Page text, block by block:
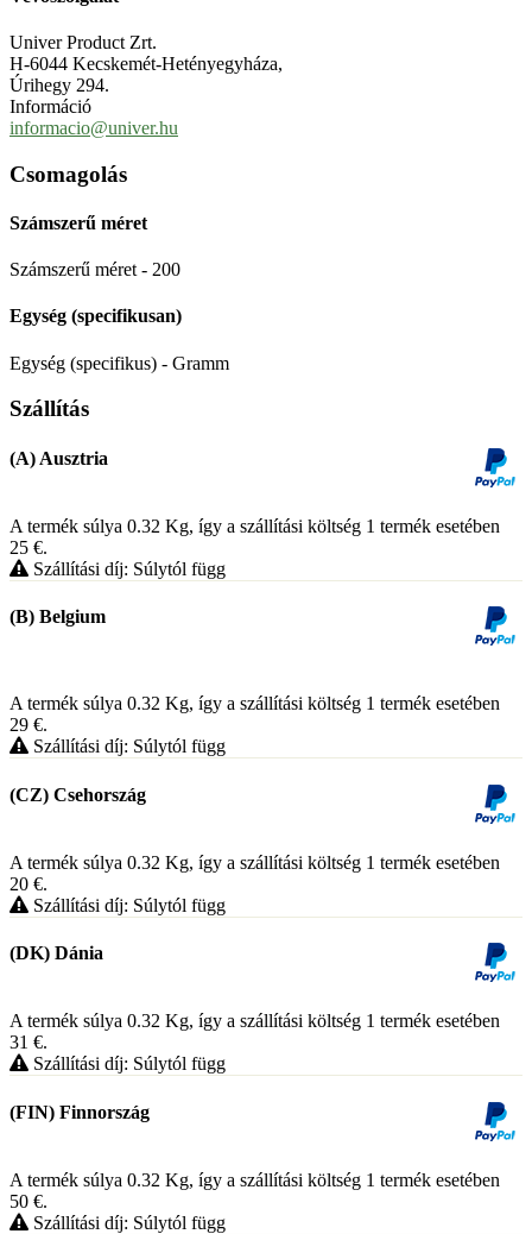
Univer Product Zrt.
H-6044 Kecskemét-Hetényegyháza,
Úrihegy 294.
Információ
informacio@univer.hu
Csomagolás
Számszerű méret
Számszerű méret - 200
Egység (specifikusan)
Egység (specifikus) - Gramm
Szállítás
(A) Ausztria
A termék súlya 0.32 Kg, így a szállítási költség 1 termék esetében
25 €.
Szállítási díj: Súlytól függ
(B) Belgium
A termék súlya 0.32 Kg, így a szállítási költség 1 termék esetében
29 €.
Szállítási díj: Súlytól függ
(CZ) Csehország
A termék súlya 0.32 Kg, így a szállítási költség 1 termék esetében
20 €.
Szállítási díj: Súlytól függ
(DK) Dánia
A termék súlya 0.32 Kg, így a szállítási költség 1 termék esetében
31 €.
Szállítási díj: Súlytól függ
(FIN) Finnország
A termék súlya 0.32 Kg, így a szállítási költség 1 termék esetében
50 €.
Szállítási díj: Súlytól függ